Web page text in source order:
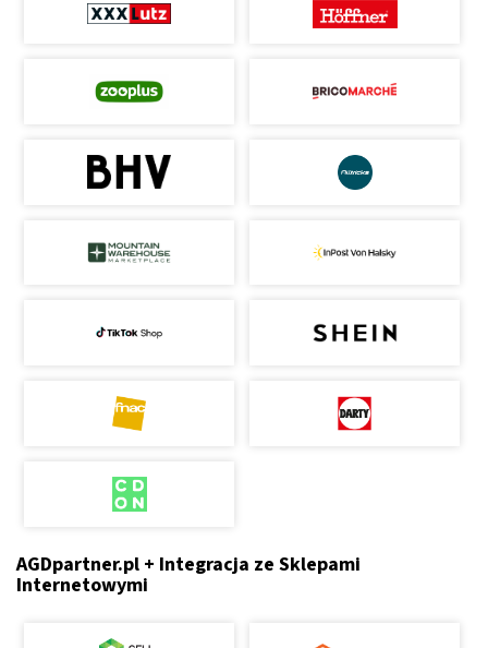
AGDpartner.pl + Integracja ze Sklepami
Internetowymi